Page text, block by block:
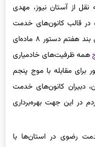
در قالب کانون‌های خدمت
رضوی استانی اظهار کرد: به‌منظور تحقق بند هفتم دستور ۸ ماده‌ای
همه ظرفیت‌های خادمیاری
مقابله با موج پنجم
دبیران کانون‌های خدمت
در این جهت بهره‌برداری
رضوی در استان‌ها با
در استان‌ها ابراز